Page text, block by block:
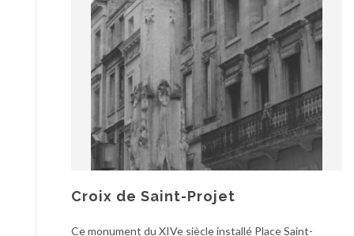
Croix de Saint-Projet
Ce monument du XIVe siècle installé Place Saint-